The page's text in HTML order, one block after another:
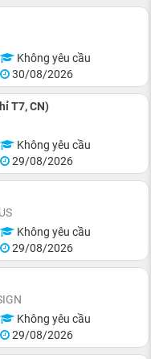
Không yêu cầu
30/08/2026
T7, CN)
Không yêu cầu
29/08/2026
Không yêu cầu
29/08/2026
Không yêu cầu
29/08/2026